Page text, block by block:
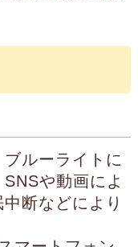
ルーライトに
や動画によ
断などにより